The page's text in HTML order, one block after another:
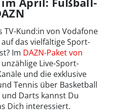
TV-Kund:in von Vodafone
das vielfältige Sport-
Im DAZN-Paket von
Live-Sport-
und die exklusive
Tennis über Basketball
Darts kannst Du
Dich interessiert.